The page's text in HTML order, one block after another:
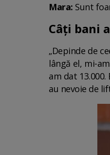
Mara: Sunt
Câți bani
„Depinde de
lângă el, mi-
am dat
au nevoie de